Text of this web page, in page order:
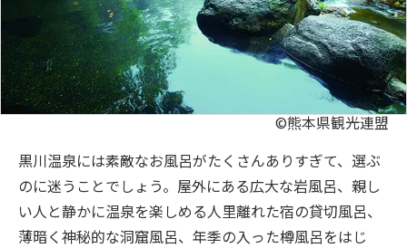
©熊本県観光連盟
黒川温泉には素敵なお風呂がたくさんありすぎて、選ぶ
のに迷うことでしょう。屋外にある広大な岩風呂、親し
い人と静かに温泉を楽しめる人里離れた宿の貸切風呂、
薄暗く神秘的な洞窟風呂、年季の入った樽風呂をはじ